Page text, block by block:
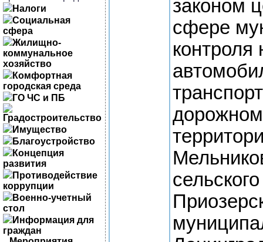
Налоги
Социальная
сфера
Жилищно-
коммунальное
хозяйство
Комфортная
городская среда
ГО ЧС и ПБ
Градостроительство
Имущество
Благоустройство
Концепция
развития
Противодействие
коррупции
Военно-учетный
стол
Информация для
граждан
законом
сфере
контроля